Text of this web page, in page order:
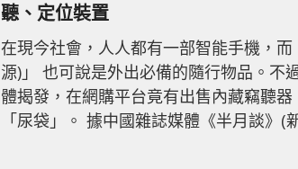
聽、定位裝置
在現今社會，人人都有一部智能手機，
源)」 也可說是外出必備的隨行物品。不
體揭發，在網購平台竟有出售內藏竊聽器
「尿袋」。 據中國雜誌媒體《半月談》(新華社旗下) 報